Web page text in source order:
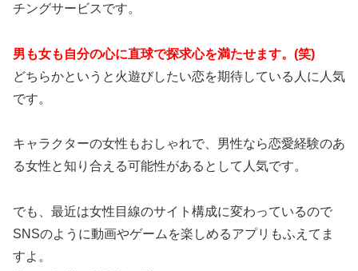
チングサービスです。
男も女も自分の心に直球で探求心を満たせます。(笑)
どちらかというと火遊びしたい恋を期待している人に人気
です。
キャラクターの女性もおしゃれで、男性なら恋愛経験のあ
る女性と知り合える可能性があるとして人気です。
でも、最近は女性目線のサイト構成に変わっているので
SNSのように動画やゲームを楽しめるアプリもふえてま
すよ。